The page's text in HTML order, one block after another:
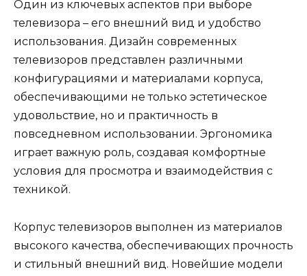
Один из ключевых аспектов при выборе
телевизора – его внешний вид и удобство
использования. Дизайн современных
телевизоров представлен различными
конфигурациями и материалами корпуса,
обеспечивающими не только эстетическое
удовольствие, но и практичность в
повседневном использовании. Эргономика
играет важную роль, создавая комфортные
условия для просмотра и взаимодействия с
техникой.
Корпус телевизоров выполнен из материалов
высокого качества, обеспечивающих прочность
и стильный внешний вид. Новейшие модели